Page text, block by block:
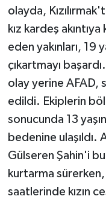
olayda,
kız kardeş akıntıya
eden yakınları, 19
çıkartmayı
olay yerine AFAD,
edildi. Ekiplerin
sonucunda 13
bedenine ulaşıldı.
Gülseren Şahin'i
kurtarma
saatlerinde kızın